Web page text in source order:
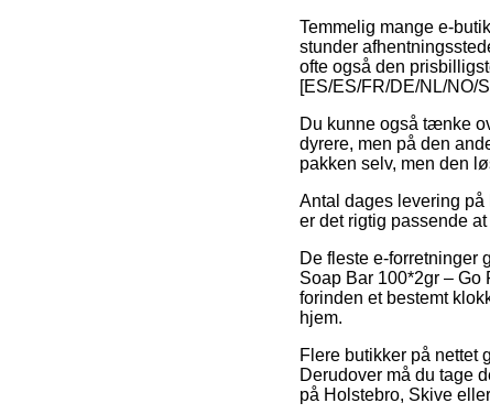
Temmelig mange e-
stunder
ofte også den
[ES/ES/FR/DE/NL/NO/
Du kunne også tænke
dyrere, men på den
pakken selv, men den
Antal dages levering
er det rigtig passende
De fleste e-forretninger
Soap Bar 100*2gr –
forinden et bestemt
hjem.
Flere butikker på nettet
Derudover må du tage
på Holstebro, Skive